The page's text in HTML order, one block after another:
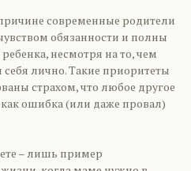
современные родители
обязанности и полны
несмотря на то, чем
лично. Такие приоритеты
страхом, что любое другое
ошибка (или даже провал)
– лишь пример